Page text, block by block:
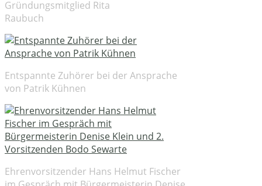
Gründungsmitglied Rita
Raubuch
Entspannte Zuhörer bei der Ansprache
von Patrik Kühnen
Ehrenvorsitzender Hans Helmut Fischer